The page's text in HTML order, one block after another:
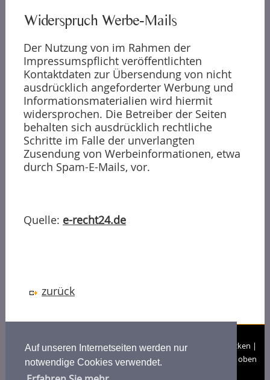
Auf unseren Internetseiten werden nur
notwendige Cookies verwendet.
Widerspruch Werbe-Mails
Der Nutzung von im Rahmen der
Impressumspflicht veröffentlichten
Kontaktdaten zur Übersendung von nicht
ausdrücklich angeforderter Werbung und
Informationsmaterialien wird hiermit
widersprochen. Die Betreiber der Seiten
behalten sich ausdrücklich rechtliche
Schritte im Falle der unverlangten
Zusendung von Werbeinformationen, etwa
durch Spam-E-Mails, vor.
Quelle: e-recht24.de
zurück
copyright © Dr. Gisela Meister-Scheufelen | 2026 | Seite drucken |
nach oben